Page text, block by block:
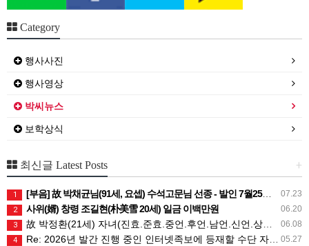
Category
행사사진
행사영상
박씨뉴스
보학상식
+
최신글 Latest Posts
07.23
1 [부음] 故 박채균님(91세, 요셉) 수석고문님 선종 - 발인 7월25일 (토) 05시
06.20
2 사위(婿) 창령 조길현(朴美雪 20세) 일금 이백만원
06.08
3 故 박정환(21세) 자녀(진효.준효.중언.후언.남언.신언.상희) 일금 일백만원
05.27
4 Re: 2026년 발간 진행 중인 인터넷족보에 등재할 수단 자료는 무엇인가요?